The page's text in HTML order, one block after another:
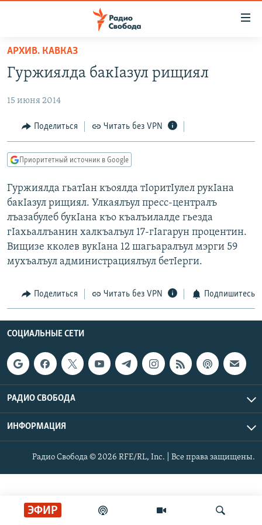
упрощенного
доступа
содержанию
Вернутся
навигации
Вернутся
поиску
ПОДКАСТЫ
АВТОРСКИЕ ПРОЕКТЫ
ЦИТАТЫ СВОБОДЫ
КУЛЬТУРА
IDEL.РЕАЛИИ
КАВКАЗ.РЕАЛИИ
СЕВЕР.РЕАЛИИ
СИБИРЬ.РЕАЛИИ
ПОДПИШИТЕСЬ НА РАССЫЛКУ
Все сайты РСЕ/РС
ЭФИР
АРХИВ. КАВКАЗ
Гуржиялда бакIазул рищиял
15 июня 2014
Поделиться Читать без VPN
Приоритетный источник в Google
Гуржиялда гьатIан къоялда тIоритIулел рукIана
бакIазул рищиял. Улкаялъул пресс-централъ
лъазабулеб букIана къо къалъилалде гьезда
гIахьаллъанин халкъалъул 17-гIагарун процентин.
Вищизе кколев вукIана 12 шагьаралъул мэрги 59
мухъалъул администрациялъул бетIерги.
Поделиться Читать без VPN Подпишитесь
СОЦИАЛЬНЫЕ СЕТИ
РАДИО СВОБОДА
ИНФОРМАЦИЯ
Радио Свобода © 2026 RFE/RL, Inc. | Все права защищены.